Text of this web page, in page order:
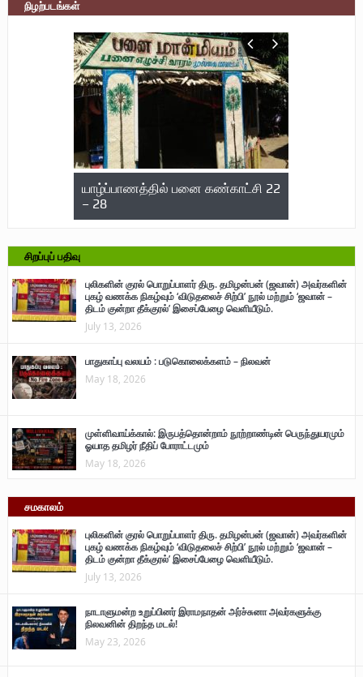
நிழற்படங்கள்
யாழ்ப்பாணத்தில் பனை கண்காட்சி 22
– 28
சிறப்புப் பதிவு
புலிகளின் குரல் பொறுப்பாளர் திரு. தமிழன்பன் (ஜவான்) அவர்களின்
புகழ் வணக்க நிகழ்வும் ‘விடுதலைச் சிற்பி’ நூல் மற்றும் ‘ஜவான் –
திடம் குன்றா தீக்குரல்’ இசைப்பேழை வெளியீடும்.
July 13, 2026
பாதுகாப்பு வலயம் : படுகொலைக்களம் – நிலவன்
May 18, 2026
முள்ளிவாய்க்கால்: இருபத்தொன்றாம் நூற்றாண்டின் பெருந்துயரமும்
ஓயாத தமிழர் நீதிப் போராட்டமும்
May 18, 2026
சமகாலம்
புலிகளின் குரல் பொறுப்பாளர் திரு. தமிழன்பன் (ஜவான்) அவர்களின்
புகழ் வணக்க நிகழ்வும் ‘விடுதலைச் சிற்பி’ நூல் மற்றும் ‘ஜவான் –
திடம் குன்றா தீக்குரல்’ இசைப்பேழை வெளியீடும்.
July 13, 2026
நாடாளுமன்ற உறுப்பினர் இராமநாதன் அர்ச்சுனா அவர்களுக்கு
நிலவனின் திறந்த மடல்!
May 23, 2026